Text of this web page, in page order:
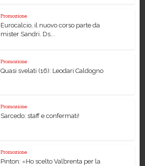
Promozione
Eurocalcio, il nuovo corso parte da
mister Sandri. Ds...
Promozione
Quasi svelati (16): Leodari Caldogno
Promozione
Sarcedo: staff e confermati!
Promozione
Pinton: «Ho scelto Valbrenta per la